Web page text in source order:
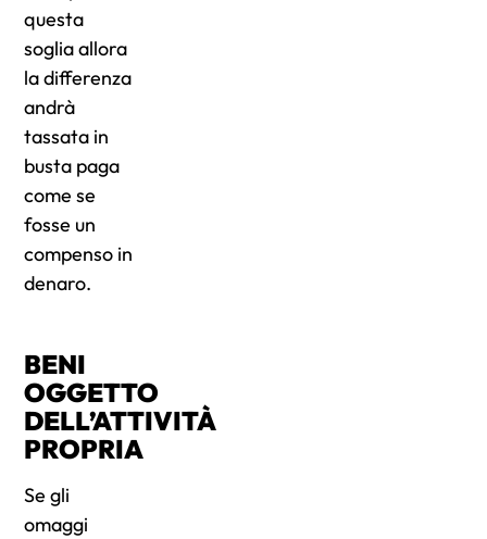
questa
soglia allora
la differenza
andrà
tassata in
busta paga
come se
fosse un
compenso in
denaro.
BENI
OGGETTO
DELL’ATTIVITÀ
PROPRIA
Se gli
omaggi